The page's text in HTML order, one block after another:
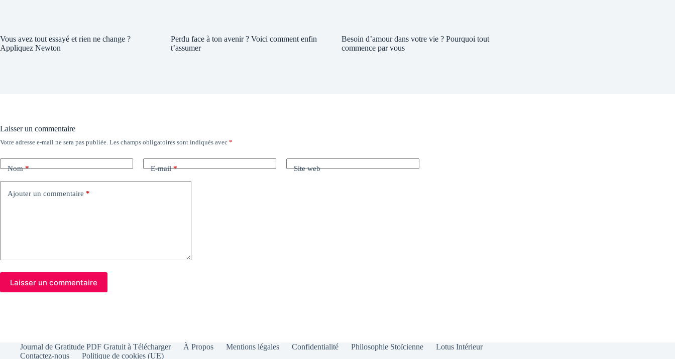
Vous avez tout essayé et rien ne change ?
Appliquez Newton
Perdu face à ton avenir ? Voici comment enfin
t’assumer
Besoin d’amour dans votre vie ? Pourquoi tout
commence par vous
Laisser un commentaire
Votre adresse e-mail ne sera pas publiée. Les champs obligatoires sont indiqués avec *
Nom* E-mail* Site web
Ajouter un commentaire *
Laisser un commentaire
Journal de Gratitude PDF Gratuit à Télécharger À Propos Mentions légales Confidentialité Philosophie Stoïcienne
Lotus Intérieur
Contactez-nous
Politique de cookies (UE)